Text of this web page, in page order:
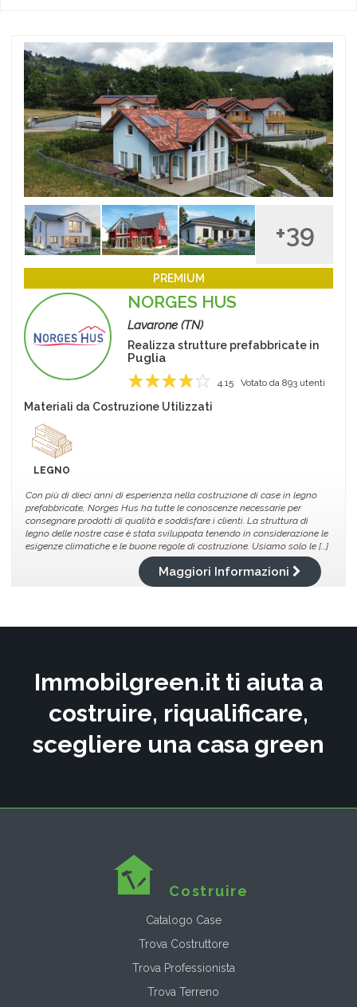
+39
PREMIUM
NORGES HUS
Lavarone (TN)
Realizza strutture prefabbricate in
Puglia
4.15 Votato da 893 utenti
Materiali da Costruzione Utilizzati
LEGNO
Con più di dieci anni di esperienza nella costruzione di case in legno
prefabbricate, Norges Hus ha tutte le conoscenze necessarie per
consegnare prodotti di qualità e soddisfare i clienti. La struttura di
legno delle nostre case è stata sviluppata tenendo in considerazione le
esigenze climatiche e le buone regole di costruzione. Usiamo solo le [...]
Maggiori Informazioni
Immobilgreen.it ti aiuta a
costruire, riqualificare,
scegliere una casa green
Costruire
Catalogo Case
Trova Costruttore
Trova Professionista
Trova Terreno